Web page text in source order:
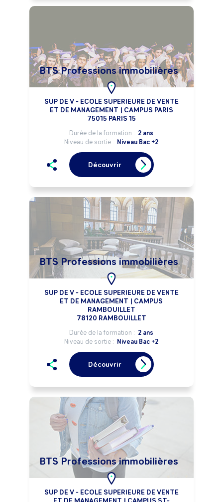
BTS Professions immobilières
SUP DE V - ECOLE SUPERIEURE DE VENTE
ET DE MANAGEMENT | CAMPUS PARIS
75015 PARIS 15
Durée de la formation : 2 ans
Niveau de sortie : Niveau Bac +2
Découvrir
BTS Professions immobilières
SUP DE V - ECOLE SUPERIEURE DE VENTE
ET DE MANAGEMENT | CAMPUS
RAMBOUILLET
78120 RAMBOUILLET
Durée de la formation : 2 ans
Niveau de sortie : Niveau Bac +2
Découvrir
BTS Professions immobilières
SUP DE V - ECOLE SUPERIEURE DE VENTE